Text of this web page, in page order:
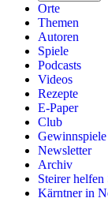
Orte
Themen
Autoren
Spiele
Podcasts
Videos
Rezepte
E-Paper
Club
Gewinnspiele
Newsletter
Archiv
Steirer helfen
Kärntner in